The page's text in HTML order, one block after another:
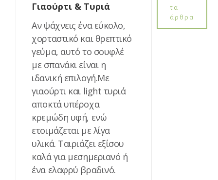
Γιαούρτι & Τυριά
Αν ψάχνεις ένα εύκολο,
χορταστικό και θρεπτικό
γεύμα, αυτό το σουφλέ
με σπανάκι είναι η
ιδανική επιλογή.Με
γιαούρτι και light τυριά
αποκτά υπέροχα
κρεμώδη υφή, ενώ
ετοιμάζεται με λίγα
υλικά. Ταιριάζει εξίσου
καλά για μεσημεριανό ή
ένα ελαφρύ βραδινό.
τα
άρθρα